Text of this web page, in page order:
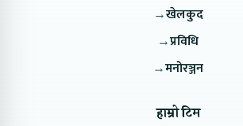
→खेलकुद
→प्रविधि
→मनोरञ्जन
हाम्रो टिम